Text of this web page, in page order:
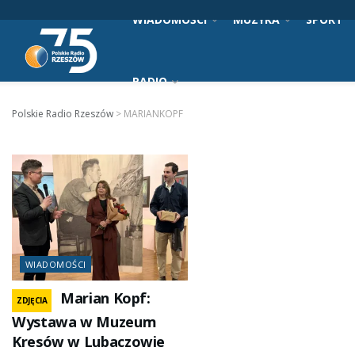
WIADOMOŚCI MUZYKA SPORT
RADIO
Polskie Radio Rzeszów > MARIANKOPF
WIADOMOŚCI
ZDJĘCIA
Marian Kopf:
Wystawa w Muzeum
Kresów w Lubaczowie